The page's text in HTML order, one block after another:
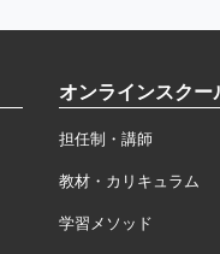
オンラインスクー
担任制・講師
教材・カリキュラム
学習メソッド